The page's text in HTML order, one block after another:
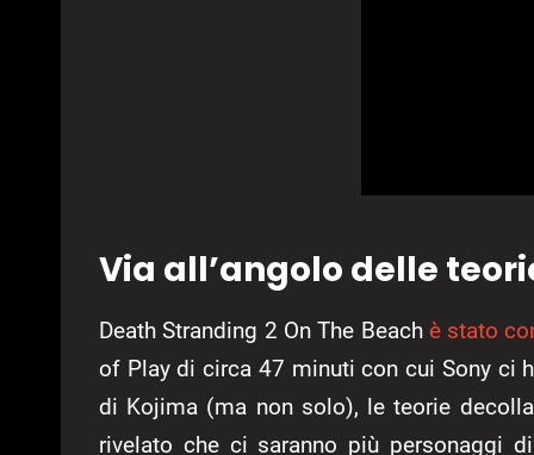
Via all’angolo delle
Death Stranding 2 On The Beach è stato
of Play di circa 47 minuti con cui Sony ci
di Kojima (ma non solo), le teorie
rivelato che ci saranno più personaggi